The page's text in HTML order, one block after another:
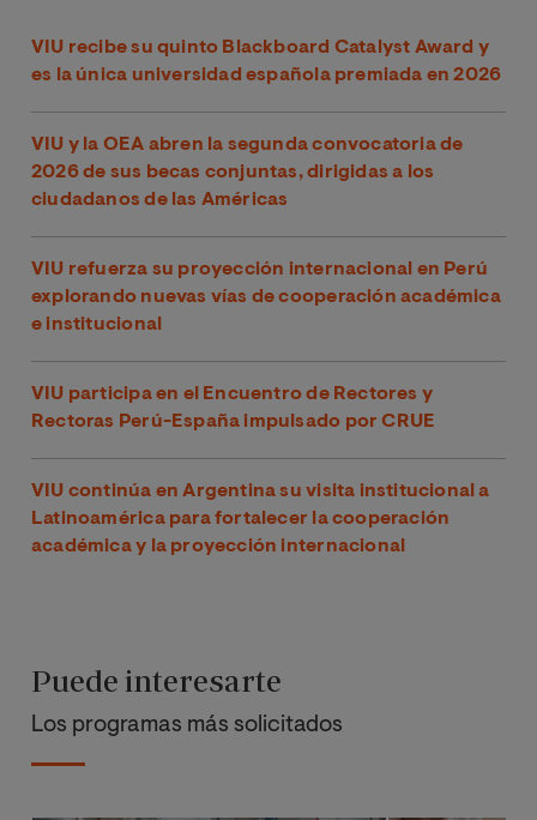
VIU recibe su quinto Blackboard Catalyst Award y
es la única universidad española premiada en 2026
VIU y la OEA abren la segunda convocatoria de
2026 de sus becas conjuntas, dirigidas a los
ciudadanos de las Américas
VIU refuerza su proyección internacional en Perú
explorando nuevas vías de cooperación académica
e institucional
VIU participa en el Encuentro de Rectores y
Rectoras Perú-España impulsado por CRUE
VIU continúa en Argentina su visita institucional a
Latinoamérica para fortalecer la cooperación
académica y la proyección internacional
Puede interesarte
Los programas más solicitados